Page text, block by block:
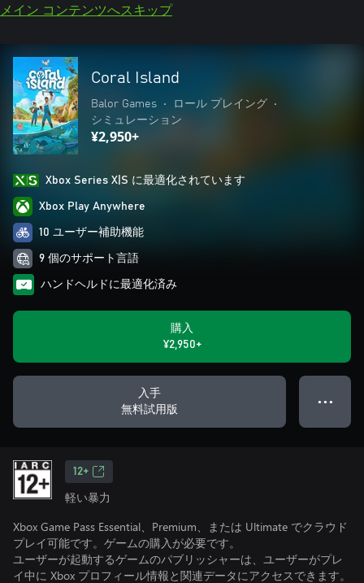
メイン コンテンツへスキップ
Coral Island
Balor Games • ロール プレイング
•
シミュレーション
¥2,950+
Xbox Series X|S に最適化されています
Xbox Play Anywhere
10 ユーザー補助機能
9 個のサポート言語
ハンドヘルドに最適化済み
購入
¥2,950+
入手
無料試用版
● ● ●
12+
軽い暴力
Xbox Game Pass Essential、Premium、または Ultimate でクラウド
プレイ可能です。ゲームの購入が必要です。
ユーザーが起動するゲームのパブリッシャーは、ユーザーがプレ
イ中に Xbox プロフィール情報と関連データにアクセスできます。